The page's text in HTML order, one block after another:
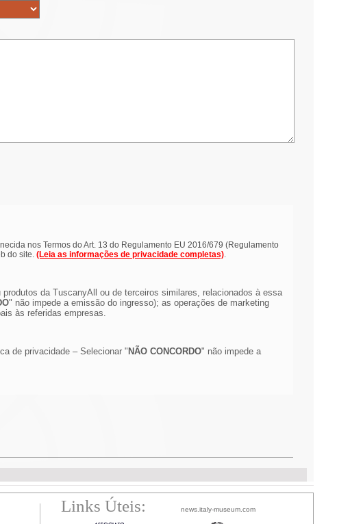
nos Termos do Art. 13 do Regulamento EU 2016/679 (Regulamento
do site. (Leia as informações de privacidade completas)
da TuscanyAll ou de terceiros similares, relacionados à essa
" não impede a emissão do ingresso); as operações de marketing
às referidas empresas.
de privacidade – Selecionar " NÃO CONCORDO" não impede a
Links Úteis: news.italy-museum.com